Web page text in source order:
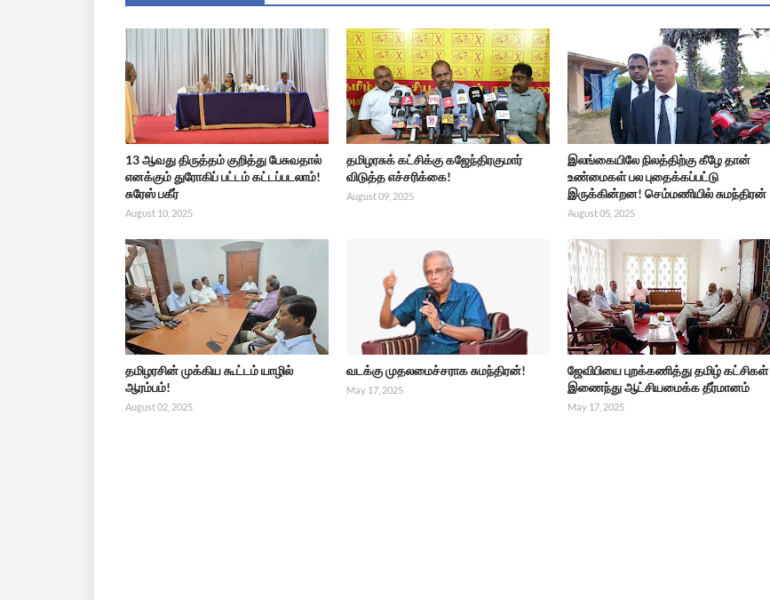
13 ஆவது திருத்தம் குறித்து பேசுவதால்
எனக்கும் துரோகிப் பட்டம் கட்டப்படலாம்!
சுரேஸ் பகீர்
August 10, 2025
தமிழரசுக் கட்சிக்கு கஜேந்திரகுமார்
விடுத்த எச்சரிக்கை!
August 09, 2025
இலங்கையிலே நிலத்திற்கு கீழே தான்
உண்மைகள் பல புதைக்கப்பட்டு
இருக்கின்றன! செம்மணியில் சுமந்திரன்
August 05, 2025
தமிழரசின் முக்கிய கூட்டம் யாழில்
ஆரம்பம்!
August 02, 2025
வடக்கு முதலமைச்சராக சுமந்திரன்!
May 17, 2025
ஜேவிபியை புறக்கணித்து தமிழ் கட்சிகள்
இணைந்து ஆட்சியமைக்க தீர்மானம்
May 17, 2025